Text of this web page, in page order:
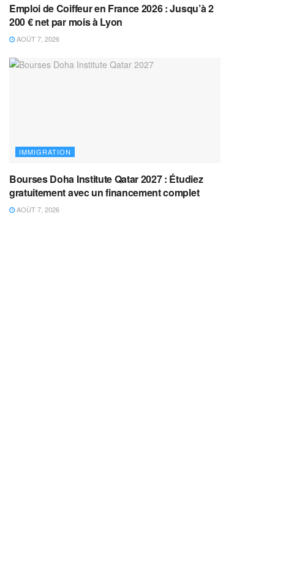
Emploi de Coiffeur en France 2026 : Jusqu’à 2
200 € net par mois à Lyon
AOÛT 7, 2026
IMMIGRATION
Bourses Doha Institute Qatar 2027 : Étudiez
gratuitement avec un financement complet
AOÛT 7, 2026